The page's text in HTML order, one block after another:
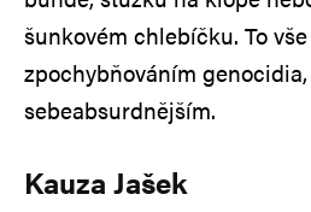
šunkovém chlebíčku. To
zpochybňováním
sebeabsurdnějším.
Kauza Jašek